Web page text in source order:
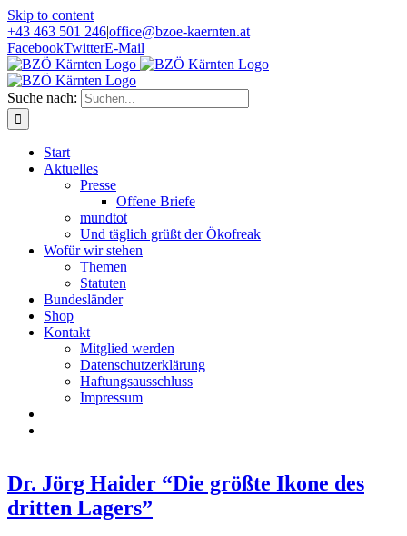
Skip to content
+43 463 501 246|office@bzoe-kaernten.at
FacebookTwitterE-Mail
Suche nach:
Start
Aktuelles
Presse
Offene Briefe
mundtot
Und täglich grüßt der Ökofreak
Wofür wir stehen
Themen
Statuten
Bundesländer
Shop
Kontakt
Mitglied werden
Datenschutzerklärung
Haftungsausschluss
Impressum
Dr. Jörg Haider “Die größte Ikone des
dritten Lagers”